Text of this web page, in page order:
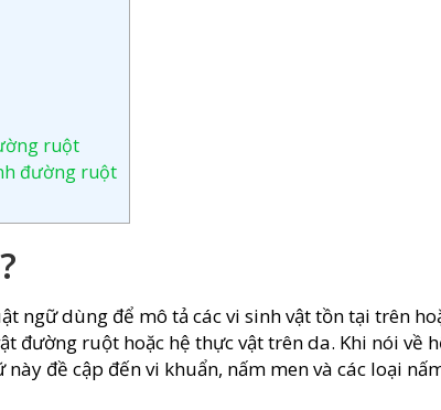
ruột
đường ruột
ngữ dùng để mô tả các vi sinh vật tồn tại trên
đường ruột hoặc hệ thực vật trên da. Khi nói về
đề cập đến vi khuẩn, nấm men và các loại